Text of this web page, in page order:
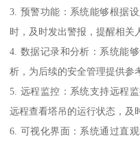
3. 预警功能：系统能够根据
时，及时发出警报，提醒相关
4. 数据记录和分析：系统能
析，为后续的安全管理提供参
5. 远程监控：系统支持远程
远程查看塔吊的运行状态，及
6. 可视化界面：系统通过直